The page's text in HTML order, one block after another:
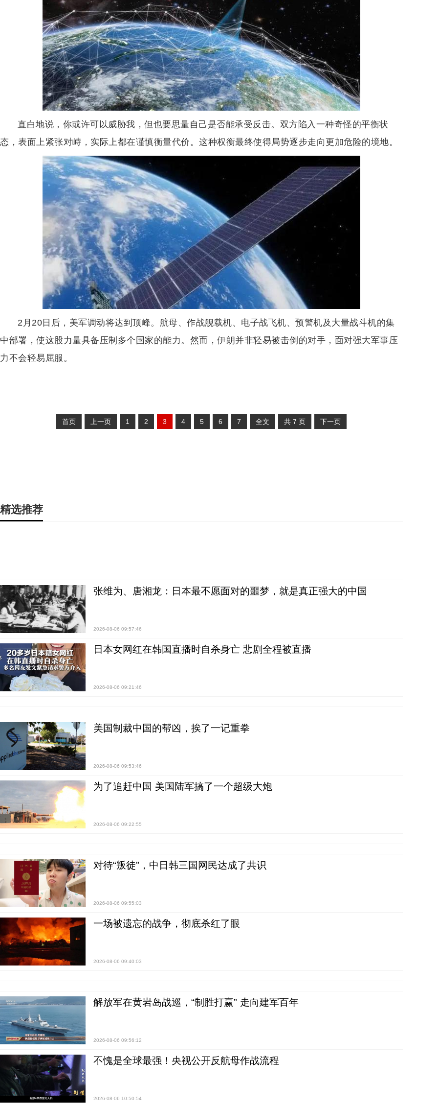
直白地说，你或许可以威胁我，但也要思量自己是否能承受反击。双方陷入一种奇怪的平衡状
态，表面上紧张对峙，实际上都在谨慎衡量代价。这种权衡最终使得局势逐步走向更加危险的境地。
2月20日后，美军调动将达到顶峰。航母、作战舰载机、电子战飞机、预警机及大量战斗机的集
中部署，使这股力量具备压制多个国家的能力。然而，伊朗并非轻易被击倒的对手，面对强大军事压
力不会轻易屈服。
首页 上一页 1 2 3 4 5 6 7 全文 共 7 页 下一页
精选推荐
张维为、唐湘龙：日本最不愿面对的噩梦，就是真正强大的中国
2026-08-06 09:57:46
日本女网红在韩国直播时自杀身亡 悲剧全程被直播
2026-08-06 09:21:46
美国制裁中国的帮凶，挨了一记重拳
2026-08-06 09:53:46
为了追赶中国 美国陆军搞了一个超级大炮
2026-08-06 09:22:55
对待“叛徒”，中日韩三国网民达成了共识
2026-08-06 09:55:03
一场被遗忘的战争，彻底杀红了眼
2026-08-06 09:40:03
解放军在黄岩岛战巡，“制胜打赢” 走向建军百年
2026-08-06 09:56:12
不愧是全球最强！央视公开反航母作战流程
2026-08-06 10:50:54